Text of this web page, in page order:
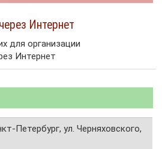
Интернет
для организации
Интернет
Петербург, ул. Черняховского,